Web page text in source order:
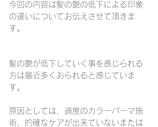
今回の内容は髪の艶の低下による印象
の違いについてお伝えさせて頂きま
す。
髪の艶が低下していく事を感じられる
方は最近多くおられると感じていま
す。
原因としては、過度のカラーパーマ施
術、的確なケアが出来ていないまたは